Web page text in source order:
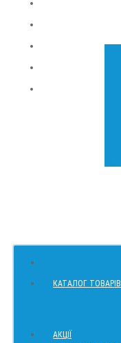
КАТАЛОГ ТОВАРІВ
АКЦІЇ